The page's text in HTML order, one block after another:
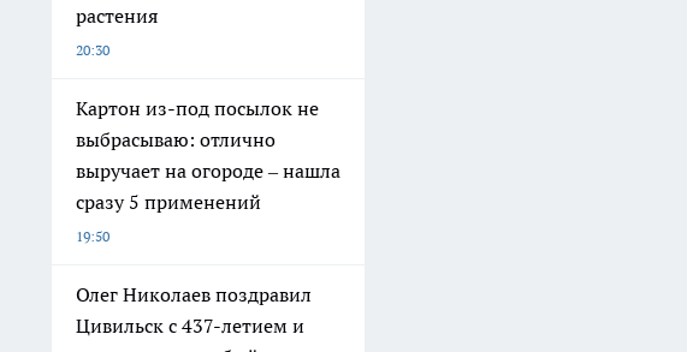
растения
20:30
Картон из-под посылок не
выбрасываю: отлично
выручает на огороде – нашла
сразу 5 применений
19:50
Олег Николаев поздравил
Цивильск с 437-летием и